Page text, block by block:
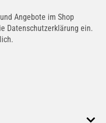
Angebote im Shop
Datenschutzerklärung ein.